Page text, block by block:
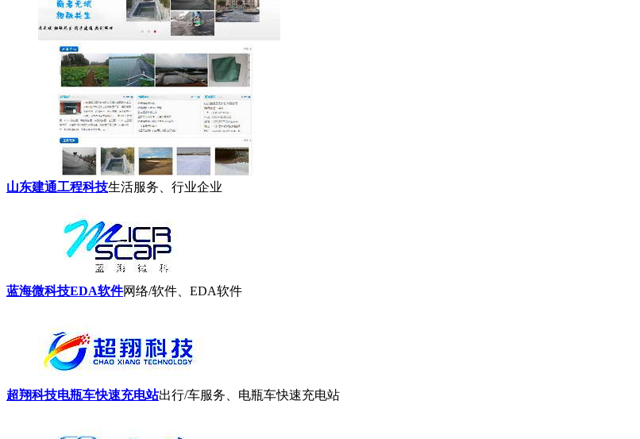
山东建通工程科技生活服务、行业企业
蓝海微科技EDA软件网络/软件、EDA软件
超翔科技电瓶车快速充电站出行/车服务、电瓶车快速充电站